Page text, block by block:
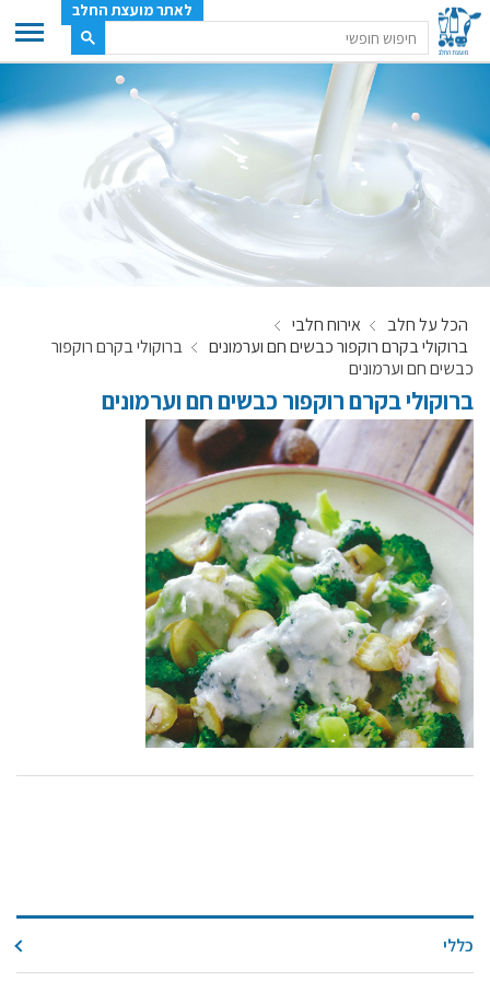
ענף החלב
מועצת החלב
משק החלב
תעשיית החלב
רשימת המחלבות
לאתר יצרני החלב
מחלקות המועצה, עיקרי עיסוקן
מפת הרפתות, הדירים והמחלבות
רשימת טלפונים – מועצת החלב
קול קורא ליצרנים חדשים – בקר / עיזים / כבשים
מכרזים
דרושים
זוכרים
צור קשר
חלב לכל המשפחה
לאתר מועצת החלב
הכל על חלב
אירוח חלבי
ברוקולי בקרם רוקפור כבשים חם וערמונים
ברוקולי בקרם רוקפור
כבשים חם וערמונים
ברוקולי בקרם רוקפור כבשים חם וערמונים
כללי